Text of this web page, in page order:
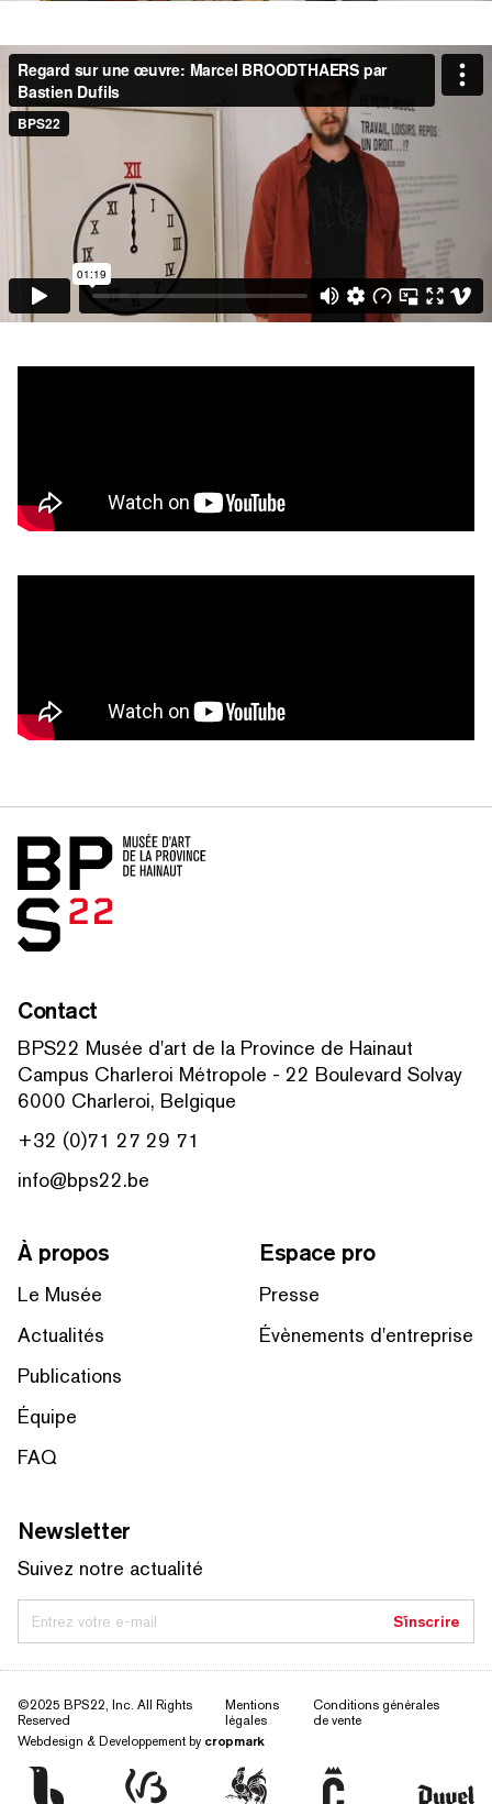
Accueil
Contact
BPS22 Musée d'art de la Province de Hainaut
Campus Charleroi Métropole - 22 Boulevard Solvay
6000 Charleroi, Belgique
+32 (0)71 27 29 71
info@bps22.be
À propos
Le Musée
Actualités
Publications
Équipe
FAQ
Espace pro
Presse
Évènements d'entreprise
Newsletter
Suivez notre actualité
Entrez votre e-mail S'inscrire
©2025 BPS22, Inc. All Rights
Reserved
Mentions
légales
Conditions générales
de vente
Webdesign & Developpement by cropmark